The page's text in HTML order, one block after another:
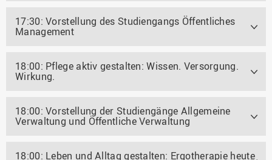
17:30: Vorstellung des Studiengangs Öffentliches
Management
18:00: Pflege aktiv gestalten: Wissen. Versorgung.
Wirkung.
18:00: Vorstellung der Studiengänge Allgemeine
Verwaltung und Öffentliche Verwaltung
18:00: Leben und Alltag gestalten: Ergotherapie heute